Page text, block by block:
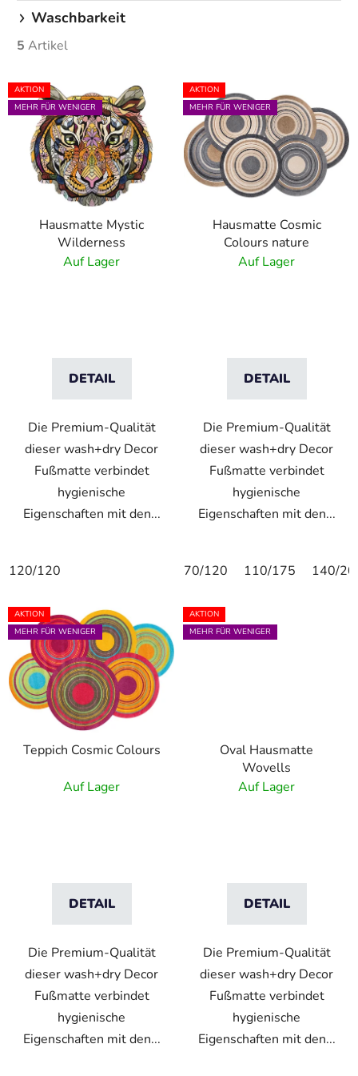
Waschbarkeit
5 Artikel
L
i
AKTION
MEHR FÜR WENIGER
Hausmatte Mystic
Wilderness
Auf Lager
DETAIL
Die Premium-Qualität
dieser wash+dry Decor
Fußmatte verbindet
hygienische
Eigenschaften mit den...
120/120
AKTION
MEHR FÜR WENIGER
Hausmatte Cosmic
Colours nature
Auf Lager
DETAIL
Die Premium-Qualität
dieser wash+dry Decor
Fußmatte verbindet
hygienische
Eigenschaften mit den...
70/120 110/175 140/
AKTION
MEHR FÜR WENIGER
Teppich Cosmic Colours
Auf Lager
DETAIL
Die Premium-Qualität
dieser wash+dry Decor
Fußmatte verbindet
hygienische
Eigenschaften mit den...
AKTION
MEHR FÜR WENIGER
Oval Hausmatte
Wovells
Auf Lager
DETAIL
Die Premium-Qualität
dieser wash+dry Decor
Fußmatte verbindet
hygienische
Eigenschaften mit den...